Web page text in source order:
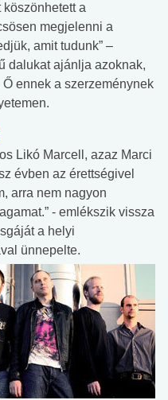
a
megjelenni a
amit tudunk” –
dalukat ajánlja azoknak,
ennek a szerzeménynek
Likó Marcell, azaz Marci
évben az érettségivel
arra nem nagyon
- emlékszik vissza
a helyi
ünnepelte.